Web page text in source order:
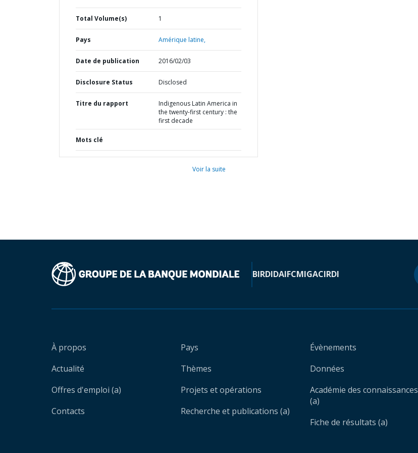
Total Volume(s) 1
Pays Amérique latine,
Date de publication 2016/02/03
Disclosure Status Disclosed
Titre du rapport
Indigenous Latin America in
the twenty-first century : the
first decade
Mots clé
Voir la suite
BIRDIDAIFCMIGACIRDI
À propos
Actualité
Offres d'emploi (a)
Contacts
Pays
Thèmes
Projets et opérations
Recherche et publications (a)
Évènements
Données
Académie des connaissances
(a)
Fiche de résultats (a)